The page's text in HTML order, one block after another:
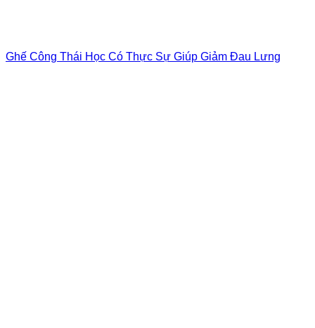
Ghế Công Thái Học Có Thực Sự Giúp Giảm Đau Lưng